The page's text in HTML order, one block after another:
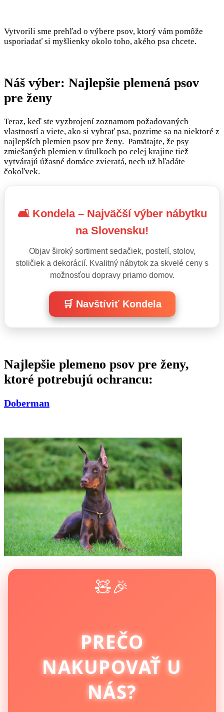
Vytvorili sme prehľad o výbere psov, ktorý vám pomôže
usporiadať si myšlienky okolo toho, akého psa chcete.
Náš výber: Najlepšie plemená psov
pre ženy
Teraz, keď ste vyzbrojení zoznamom požadovaných
vlastností a viete, ako si vybrať psa, pozrime sa na niektoré z
najlepších plemien psov pre ženy. Pamätajte, že psy
zmiešaných plemien v útulkoch po celej krajine tiež
vytvárajú úžasné domáce zvieratá, nech už hľadáte
čokoľvek.
🛋️ Kondela – Najväčší výber nábytku
na Slovensku!
Objav široký sortiment sedačiek, postelí, stolov,
stoličiek a dekorácií. Kvalitný nábytok za skvelé ceny s
možnosťou dopravy priamo domov.
🛒 Navštíviť Kondela
Najlepšie plemeno psov pre ženy,
ktoré potrebujú ochrancu:
Doberman
🧸🎉
PREČO
NAKUPOVAŤ U
NÁS?